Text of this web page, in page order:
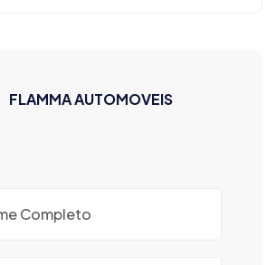
FLAMMA AUTOMOVEIS